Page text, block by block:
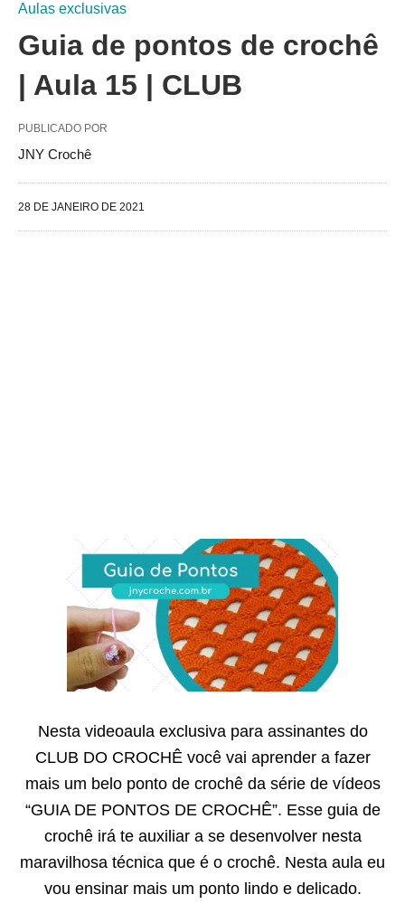
Aulas exclusivas
Guia de pontos de crochê
| Aula 15 | CLUB
PUBLICADO POR
JNY Crochê
28 DE JANEIRO DE 2021
Nesta videoaula exclusiva para assinantes do
CLUB DO CROCHÊ você vai aprender a fazer
mais um belo ponto de crochê da série de vídeos
“GUIA DE PONTOS DE CROCHÊ”. Esse guia de
crochê irá te auxiliar a se desenvolver nesta
maravilhosa técnica que é o crochê. Nesta aula eu
vou ensinar mais um ponto lindo e delicado.